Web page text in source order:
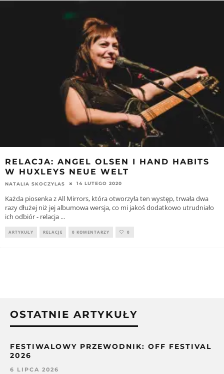
RELACJA: ANGEL OLSEN I HAND HABITS
W HUXLEYS NEUE WELT
NATALIA SKOCZYLAS 14 LUTEGO 2020
Każda piosenka z All Mirrors, która otworzyła ten występ, trwała dwa
razy dłużej niż jej albumowa wersja, co mi jakoś dodatkowo utrudniało
ich odbiór - relacja ...
ARTYKUŁY RELACJE 0 KOMENTARZY 0
OSTATNIE ARTYKUŁY
FESTIWALOWY PRZEWODNIK: OFF FESTIVAL
2026
6 LIPCA 2026